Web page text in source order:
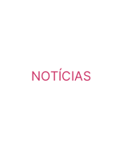
NOTÍCIAS